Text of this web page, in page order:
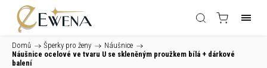
Domů / Šperky pro ženy / Náušnice /
Náušnice ocelové ve tvaru U se skleněným proužkem bílá + dárkové
balení